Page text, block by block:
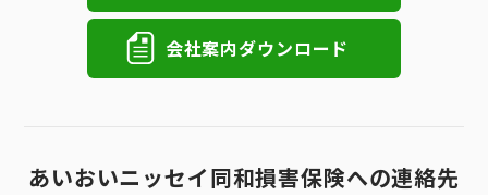
会社案内ダウンロード
あいおいニッセイ同和損害保険への連絡先